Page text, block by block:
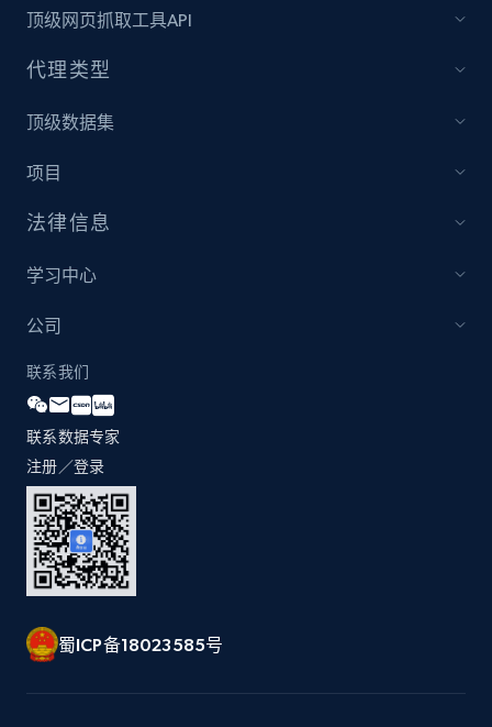
Title, Seller name, Brand, Description, Initial
price, Currency, Availability, Reviews count, and
more.
URL, Domain, Country code, Model number,
and more.
2.1K+
Home Depot US - Gather data on products
using specified keywords
URL, Domain, Country code, Model number,
Sku, Product id, Product name, Manufacturer,
顶级网页抓取工具API
代理类型
顶级数据集
项目
法律信息
学习中心
公司
联系我们
联系数据专家
注册／登录
蜀ICP备18023585号